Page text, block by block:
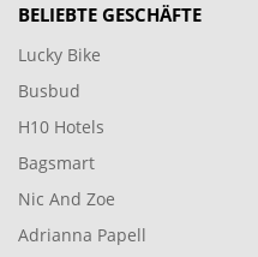
BELIEBTE GESCHÄFTE
Lucky Bike
Busbud
H10 Hotels
Bagsmart
Nic And Zoe
Adrianna Papell